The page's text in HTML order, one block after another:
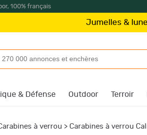
100% français
Jumelles & lunette
& Défense Outdoor Terroir
à verrou > Carabines à verrou